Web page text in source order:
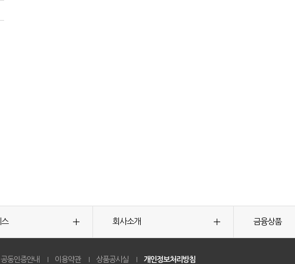
회사소개 금융상품
공동인증안내 이용약관 상품공시실 개인정보처리방침